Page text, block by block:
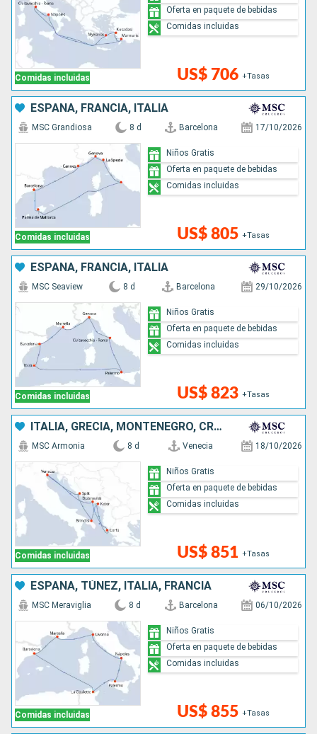
Comidas incluidas US$ 706 +Tasas
Oferta en paquete de bebidas
Comidas incluidas
ESPAÑA, FRANCIA, ITALIA
Comidas incluidas
MSC Grandiosa 8 d Barcelona 17/10/2026
US$ 805 +Tasas
Niños Gratis
Oferta en paquete de bebidas
Comidas incluidas
ESPAÑA, FRANCIA, ITALIA
Comidas incluidas
MSC Seaview 8 d Barcelona 29/10/2026
US$ 823 +Tasas
Niños Gratis
Oferta en paquete de bebidas
Comidas incluidas
ITALIA, GRECIA, MONTENEGRO, CROACIA
Comidas incluidas
MSC Armonia 8 d Venecia 18/10/2026
US$ 851 +Tasas
Niños Gratis
Oferta en paquete de bebidas
Comidas incluidas
ESPAÑA, TÚNEZ, ITALIA, FRANCIA
Comidas incluidas
MSC Meraviglia 8 d Barcelona 06/10/2026
US$ 855 +Tasas
Niños Gratis
Oferta en paquete de bebidas
Comidas incluidas